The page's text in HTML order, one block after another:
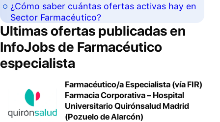
¿Cómo saber cuántas ofertas activas hay en
Sector Farmacéutico?
Ultimas ofertas publicadas en
InfoJobs de Farmacéutico
especialista
Farmacéutico/a Especialista (vía FIR)
Farmacia Corporativa – Hospital
Universitario Quirónsalud Madrid
(Pozuelo de Alarcón)